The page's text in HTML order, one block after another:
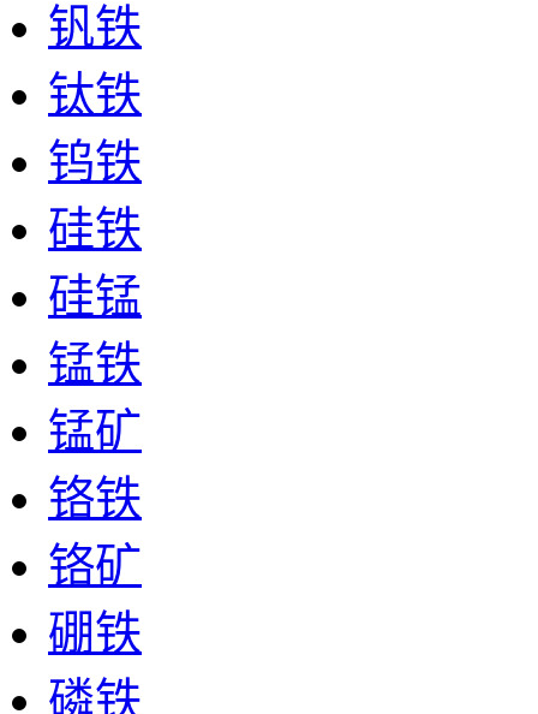
钒铁
钛铁
钨铁
硅铁
硅锰
锰铁
锰矿
铬铁
铬矿
硼铁
磷铁